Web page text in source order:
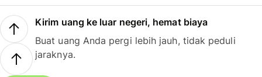
Kirim uang ke luar negeri, hemat biaya
Buat uang Anda pergi lebih jauh, tidak peduli
jaraknya.